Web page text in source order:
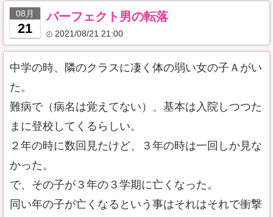
08月
21
パーフェクト男の転落
2021/08/21 21:00
中学の時、隣のクラスに凄く体の弱い女の子Ａがい
た。
難病で（病名は覚えてない）、基本は入院しつつた
まに登校してくるらしい。
２年の時に数回見たけど、３年の時は一回しか見な
かった。
で、その子が３年の３学期に亡くなった。
同い年の子が亡くなるという事はそれはそれで衝撃